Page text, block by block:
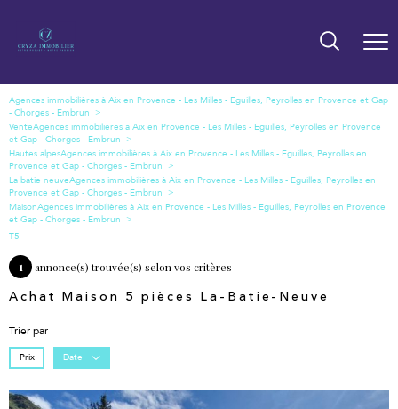
Vente
Hautes alpes
La batie neuve
Maison
T5
1 annonce(s) trouvée(s) selon vos critères
Achat Maison 5 pièces La-Batie-Neuve
Trier par
Prix Date